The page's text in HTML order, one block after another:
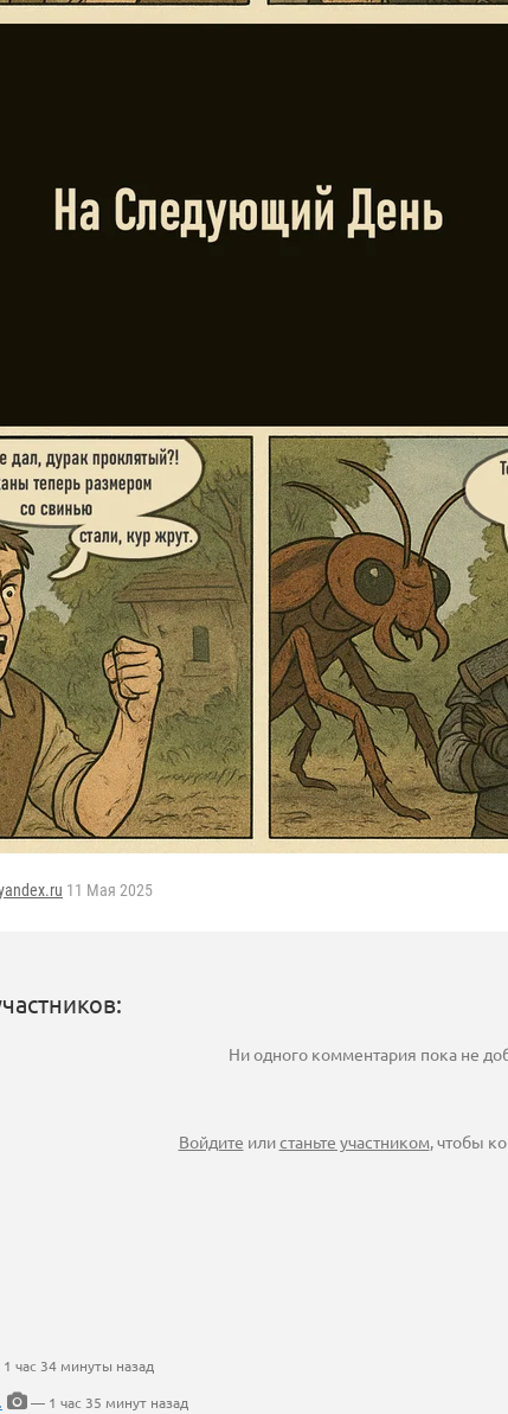
11 Мая 2025
Ни одного комментария пока не
Войдите илистаньте участником, чтобы
час 34 минуты назад
— 1 час 35 минут назад